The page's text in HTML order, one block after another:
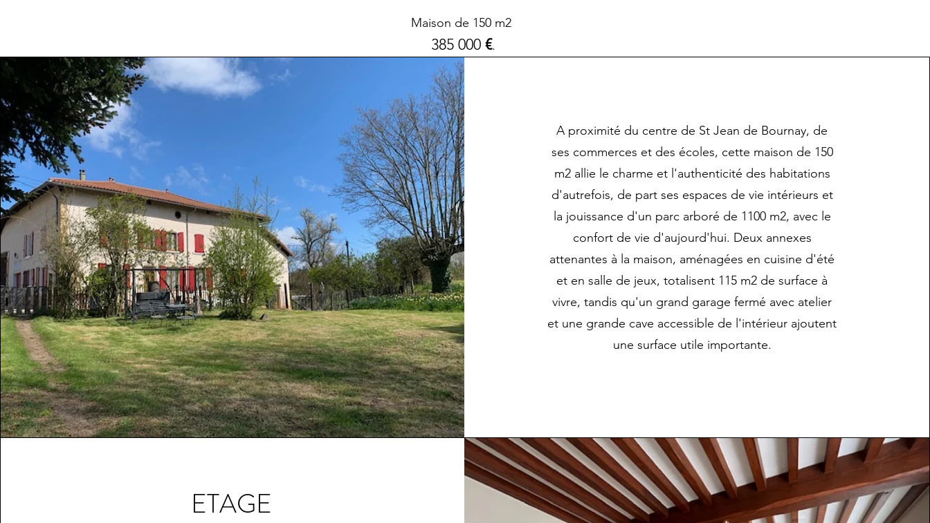
Maison de 150 m2
385 000 €.
A proximité du centre de St Jean de Bournay, de
ses commerces et des écoles, cette maison de 150
m2 allie le charme et l'authenticité des habitations
d'autrefois, de part ses espaces de vie intérieurs et
la jouissance d'un parc arboré de 1100 m2, avec le
confort de vie d'aujourd'hui. Deux annexes
attenantes à la maison, aménagées en cuisine d'été
et en salle de jeux, totalisent 115 m2 de surface à
vivre, tandis qu'un grand garage fermé avec atelier
et une grande cave accessible de l'intérieur ajoutent
une surface utile importante.
ETAGE